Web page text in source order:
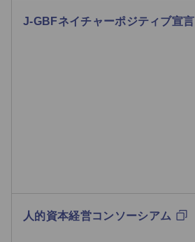
J-GBFネイチャーポジティブ宣言
人的資本経営コンソーシアム